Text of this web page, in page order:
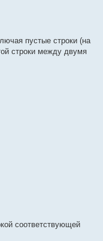
пустые строки (на
строки между двумя
соответствующей